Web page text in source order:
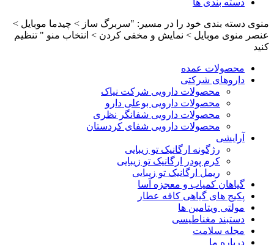
منوی دسته بندی خود را در مسیر: "سربرگ ساز > چیدما موبایل >
عنصر منوی موبایل > نمایش و مخفی کردن > انتخاب منو " تنظیم
کنید
محصولات عمده
داروهای شرکتی
محصولات دارویی شرکت نیاک
محصولات دارویی بوعلی دارو
محصولات دارویی شفانگر نظری
محصولات دارویی شفای کردستان
آرایشی
رژگونه ارگانیک تو زیبایی
کرم پودر ارگانیک تو زیبایی
ریمل ارگانیک تو زیبایی
گیاهان کمیاب و معجزه آسا
پکیج های گیاهی کافه عطار
مولتی ویتامین ها
دستبند مغناطیسی
مجله سلامت
درباره ما